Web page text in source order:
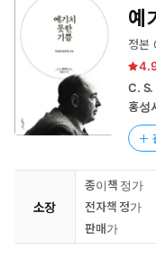
동
예
정본
C. S.
홍성
소장
종이책 정가
전자책 정가
판매가